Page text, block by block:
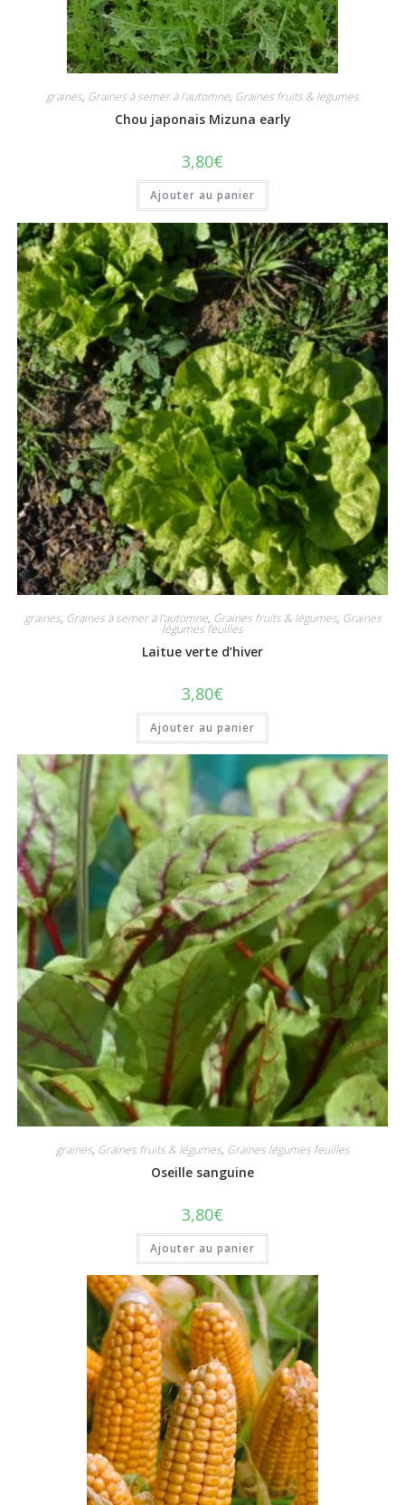
graines, Graines à semer à l'automne, Graines fruits & légumes
Chou japonais Mizuna early
3,80€
Ajouter au panier
graines, Graines à semer à l'automne, Graines fruits & légumes, Graines
légumes feuilles
Laitue verte d’hiver
3,80€
Ajouter au panier
graines, Graines fruits & légumes, Graines légumes feuilles
Oseille sanguine
3,80€
Ajouter au panier